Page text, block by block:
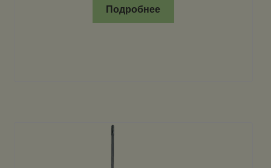
Подробнее